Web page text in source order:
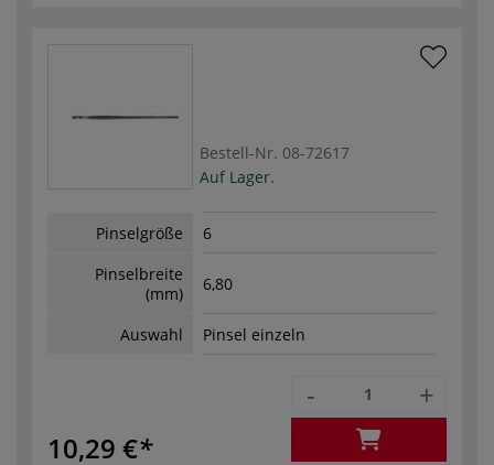
Bestell-Nr. 08-72617
Auf Lager.
Pinselgröße
6
Pinselbreite
(mm)
6,80
Auswahl Pinsel einzeln
10,29 €
- +